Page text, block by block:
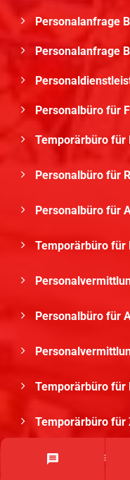
Personalanfrage
Personalanfrage
Personalbüro für
Temporärbüro für
Personalbüro für
Personalbüro für
Temporärbüro für
Personalbüro für
Temporärbüro für
Temporärbüro für